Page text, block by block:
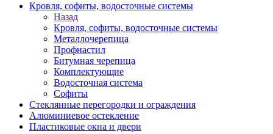
Кровля, софиты, водосточные системы
Назад
Кровля, софиты, водосточные системы
Металлочерепица
Профнастил
Битумная черепица
Комплектующие
Водосточная система
Софиты
Стеклянные перегородки и ограждения
Алюминиевое остекление
Пластиковые окна и двери